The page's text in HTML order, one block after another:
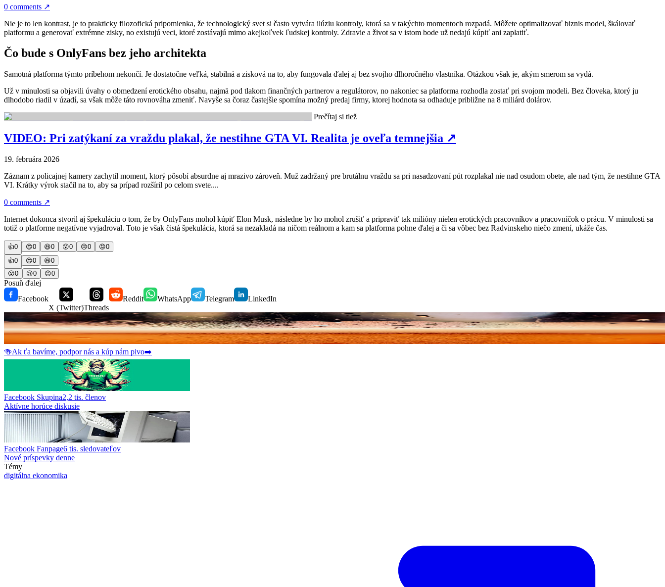
0 comments ↗
Nie je to len kontrast, je to prakticky filozofická pripomienka, že technologický svet si často vytvára ilúziu kontroly, ktorá sa v takýchto momentoch rozpadá. Môžete optimalizovať biznis model, škálovať
platformu a generovať extrémne zisky, no existujú veci, ktoré zostávajú mimo akejkoľvek ľudskej kontroly. Zdravie a život sa v istom bode už nedajú kúpiť ani zaplatiť.
Čo bude s OnlyFans bez jeho architekta
Samotná platforma týmto príbehom nekončí. Je dostatočne veľká, stabilná a zisková na to, aby fungovala ďalej aj bez svojho dlhoročného vlastníka. Otázkou však je, akým smerom sa vydá.
Už v minulosti sa objavili úvahy o obmedzení erotického obsahu, najmä pod tlakom finančných partnerov a regulátorov, no nakoniec sa platforma rozhodla zostať pri svojom modeli. Bez človeka, ktorý ju
dlhodobo riadil v úzadí, sa však môže táto rovnováha zmeniť. Navyše sa čoraz častejšie spomína možný predaj firmy, ktorej hodnota sa odhaduje približne na 8 miliárd dolárov.
Prečítaj si tiež
VIDEO: Pri zatýkaní za vraždu plakal, že nestihne GTA VI. Realita je oveľa temnejšia ↗
19. februára 2026
Záznam z policajnej kamery zachytil moment, ktorý pôsobí absurdne aj mrazivo zároveň. Muž zadržaný pre brutálnu vraždu sa pri nasadzovaní pút rozplakal nie nad osudom obete, ale nad tým, že nestihne GTA
VI. Krátky výrok stačil na to, aby sa prípad rozšíril po celom svete....
0 comments ↗
Internet dokonca stvoril aj špekuláciu o tom, že by OnlyFans mohol kúpiť Elon Musk, následne by ho mohol zrušiť a pripraviť tak milióny nielen erotických pracovníkov a pracovníčok o prácu. V minulosti sa
totiž o platforme negatívne vyjadroval. Toto je však čistá špekulácia, ktorá sa nezakladá na ničom reálnom a kam sa platforma pohne ďalej a či sa vôbec bez Radvinskeho niečo zmení, ukáže čas.
👍0 😍0 😆0 😮0 😢0 😡0
👍0 😍0 😆0
😮0 😢0 😡0
Posuň ďalej
Facebook
X (Twitter)Threads
Reddit WhatsApp Telegram LinkedIn
🍻Ak ťa bavíme, podpor nás a kúp nám pivo➡️
Facebook Skupina2,2 tis. členov
Aktívne horúce diskusie
Facebook Fanpage6 tis. sledovateľov
Nové príspevky denne
Témy
digitálna ekonomika